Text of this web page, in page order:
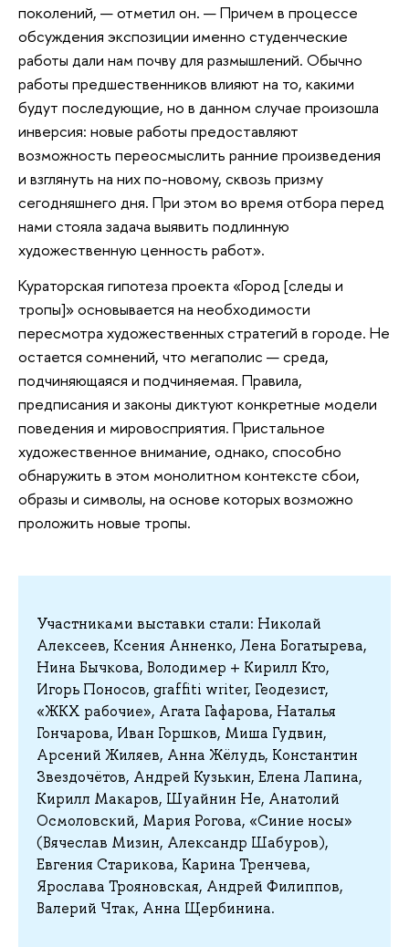
поколений, — отметил он. — Причем в процессе
обсуждения экспозиции именно студенческие
работы дали нам почву для размышлений. Обычно
работы предшественников влияют на то, какими
будут последующие, но в данном случае произошла
инверсия: новые работы предоставляют
возможность переосмыслить ранние произведения
и взглянуть на них по-новому, сквозь призму
сегодняшнего дня. При этом во время отбора перед
нами стояла задача выявить подлинную
художественную ценность работ».
Кураторская гипотеза проекта «Город [следы и
тропы]» основывается на необходимости
пересмотра художественных стратегий в городе. Не
остается сомнений, что мегаполис — среда,
подчиняющаяся и подчиняемая. Правила,
предписания и законы диктуют конкретные модели
поведения и мировосприятия. Пристальное
художественное внимание, однако, способно
обнаружить в этом монолитном контексте сбои,
образы и символы, на основе которых возможно
проложить новые тропы.
Участниками выставки стали: Николай
Алексеев, Ксения Анненко, Лена Богатырева,
Нина Бычкова, Володимер + Кирилл Кто,
Игорь Поносов, graffiti writer, Геодезист,
«ЖКХ рабочие», Агата Гафарова, Наталья
Гончарова, Иван Горшков, Миша Гудвин,
Арсений Жиляев, Анна Жёлудь, Константин
Звездочётов, Андрей Кузькин, Елена Лапина,
Кирилл Макаров, Шуайнин Не, Анатолий
Осмоловский, Мария Рогова, «Синие носы»
(Вячеслав Мизин, Александр Шабуров),
Евгения Старикова, Карина Тренчева,
Ярослава Трояновская, Андрей Филиппов,
Валерий Чтак, Анна Щербинина.